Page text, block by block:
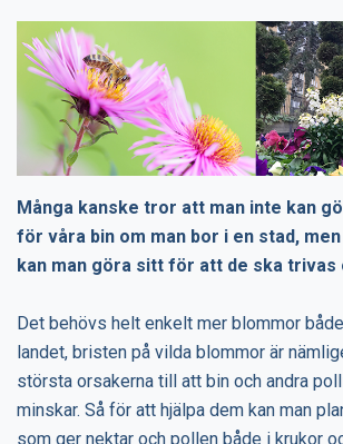
Många kanske tror att man inte kan
för våra bin om man bor i en stad,
kan man göra sitt för att de ska trivas
Det behövs helt enkelt mer blommor
landet, bristen på vilda blommor är
största orsakerna till att bin och andra
minskar. Så för att hjälpa dem kan man
som ger nektar och pollen både i krukor